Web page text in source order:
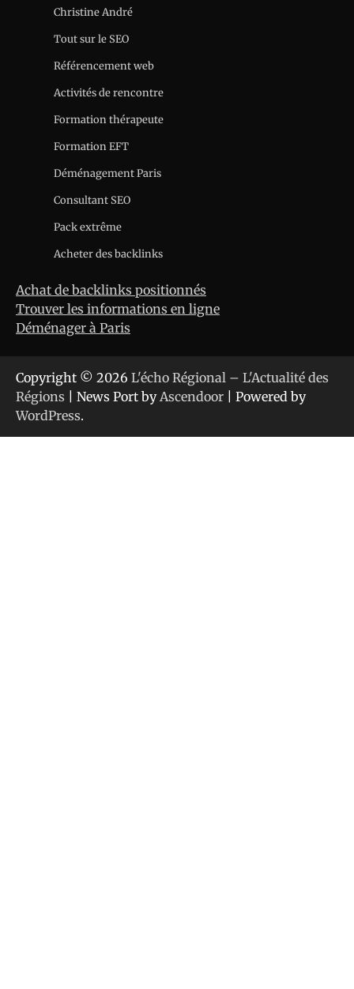
Christine André
Tout sur le SEO
Référencement web
Activités de rencontre
Formation thérapeute
Formation EFT
Déménagement Paris
Consultant SEO
Pack extrême
Acheter des backlinks
Achat de backlinks positionnés
Trouver les informations en ligne
Déménager à Paris
Copyright © 2026 L'écho Régional – L'Actualité des
Régions | News Port byAscendoor | Powered by
WordPress.